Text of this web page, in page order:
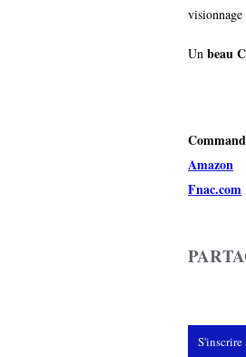
visionnage
Un beau
Amazon
Fnac.com
S'inscrire